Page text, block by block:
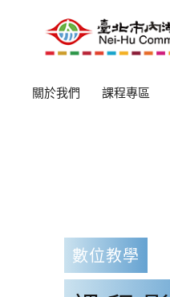
關於我們 課程專區
數位教學